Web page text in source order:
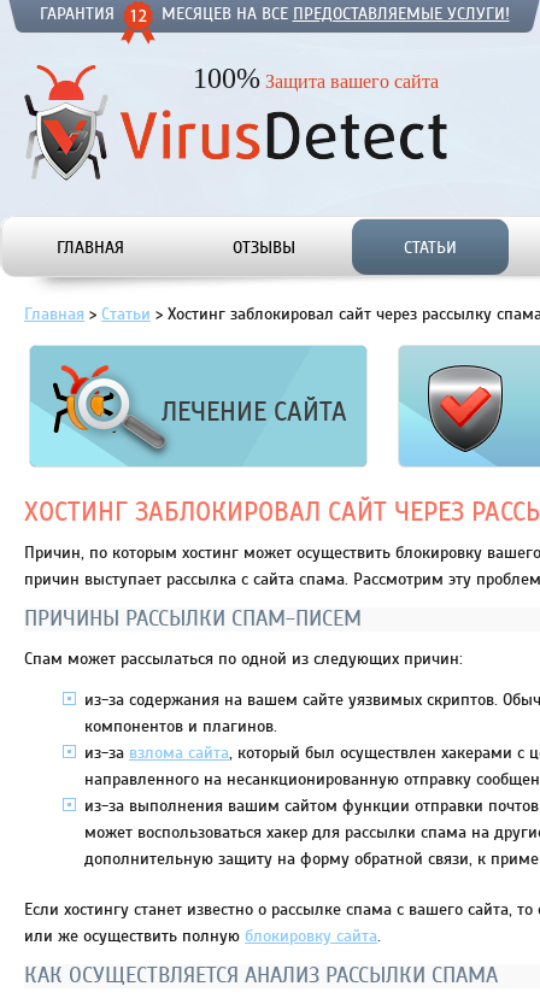
ГАРАНТИЯ МЕСЯЦЕВ НА ВСЕ ПРЕДОСТАВЛЯЕМЫЕ УСЛУГИ!
100% Защита вашего сайта
ГЛАВНАЯ ОТЗЫВЫ СТАТЬИ
Главная > Статьи > Хостинг заблокировал сайт через рассылку
ЛЕЧЕНИЕ САЙТА
ХОСТИНГ ЗАБЛОКИРОВАЛ САЙТ ЧЕРЕЗ
Причин, по которым хостинг может осуществить блокировку
причин выступает рассылка с сайта спама. Рассмотрим эту
ПРИЧИНЫ РАССЫЛКИ СПАМ-ПИСЕМ
Спам может рассылаться по одной из следующих причин:
из-за содержания на вашем сайте уязвимых скриптов.
компонентов и плагинов.
из-за взлома сайта, который был осуществлен хакерами
направленного на несанкционированную отправку
из-за выполнения вашим сайтом функции отправки
может воспользоваться хакер для рассылки спама на
дополнительную защиту на форму обратной связи, к
Если хостингу станет известно о рассылке спама с вашего
или же осуществить полную блокировку сайта.
КАК ОСУЩЕСТВЛЯЕТСЯ АНАЛИЗ РАССЫЛКИ СПАМА